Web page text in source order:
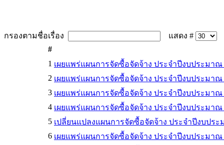
กรองตามชื่อเรื่อง
แสดง #
#
1 เผยแพร่แผนการจัดซื้อจัดจ้าง ประจำปีงบประมาณ
2 เผยแพร่แผนการจัดซื้อจัดจ้าง ประจำปีงบประมาณ
3 เผยแพร่แผนการจัดซื้อจัดจ้าง ประจำปีงบประมาณ
4 เผยแพร่แผนการจัดซื้อจัดจ้าง ประจำปีงบประมาณ
5 เปลี่ยนแปลงแผนการจัดซื้อจัดจ้าง ประจำปีงบประ
6 เผยแพร่แผนการจัดซื้อจัดจ้าง ประจำปีงบประมาณ